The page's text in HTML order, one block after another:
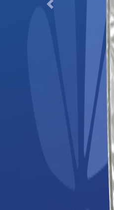
Previous